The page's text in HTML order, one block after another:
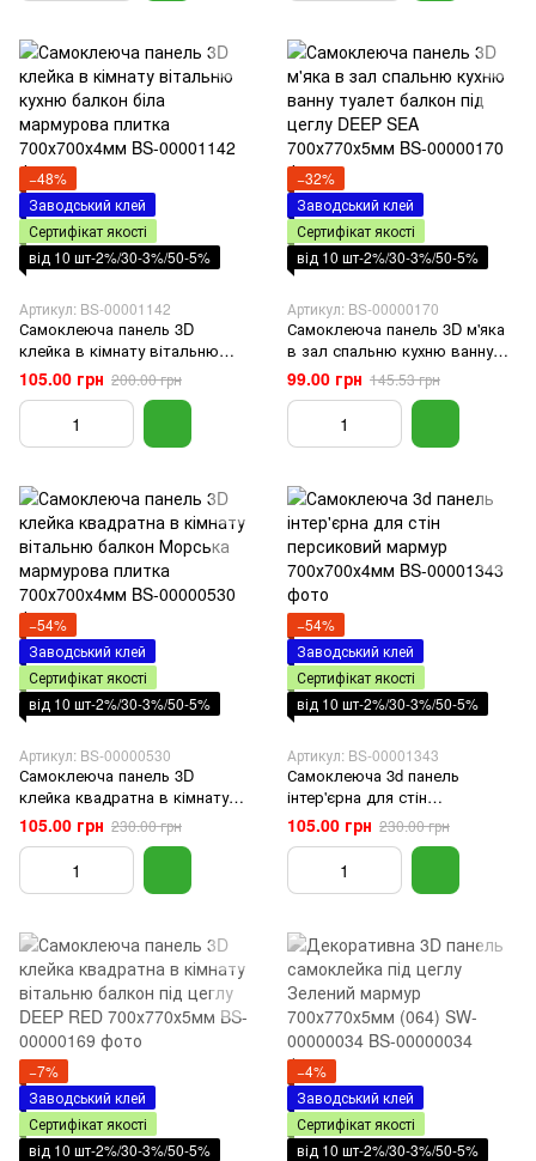
−48%
Заводський клей
Сертифікат якості
від 10 шт-2%/30-3%/50-5%
Артикул: BS-00001142
Самоклеюча панель 3D
клейка в кімнату вітальню
кухню балкон біла мармурова
плитка 700х700х4мм
105.00 грн 200.00 грн
−32%
Заводський клей
Сертифікат якості
від 10 шт-2%/30-3%/50-5%
Артикул: BS-00000170
Самоклеюча панель 3D м'яка
в зал спальню кухню ванну
туалет балкон під цеглу DEEP
SEA 700х770х5мм
99.00 грн 145.53 грн
−54%
Заводський клей
Сертифікат якості
від 10 шт-2%/30-3%/50-5%
Артикул: BS-00000530
Самоклеюча панель 3D
клейка квадратна в кімнату
вітальню балкон Морська
мармурова плитка
700х700х4мм
105.00 грн 230.00 грн
−54%
Заводський клей
Сертифікат якості
від 10 шт-2%/30-3%/50-5%
Артикул: BS-00001343
Самоклеюча 3d панель
інтер'єрна для стін
персиковий мармур
700х700х4мм
105.00 грн 230.00 грн
−7%
Заводський клей
Сертифікат якості
від 10 шт-2%/30-3%/50-5%
−4%
Заводський клей
Сертифікат якості
від 10 шт-2%/30-3%/50-5%